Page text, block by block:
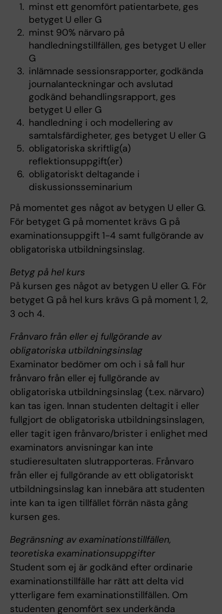
minst ett genomfört patientarbete, ges
betyget U eller G
minst 90% närvaro på
handledningstillfällen, ges betyget U eller
G
inlämnade sessionsrapporter, godkända
journalanteckningar och avslutad
godkänd behandlingsrapport, ges
betyget U eller G
handledning i och modellering av
samtalsfärdigheter, ges betyget U eller G
obligatoriska skriftlig(a)
reflektionsuppgift(er)
obligatoriskt deltagande i
diskussionsseminarium
På momentet ges något av betygen U eller G.
För betyget G på momentet krävs G på
examinationsuppgift 1-4 samt fullgörande av
obligatoriska utbildningsinslag.
Betyg på hel kurs
På kursen ges något av betygen U eller G. För
betyget G på hel kurs krävs G på moment 1, 2,
3 och 4.
Frånvaro från eller ej fullgörande av
obligatoriska utbildningsinslag
Examinator bedömer om och i så fall hur
frånvaro från eller ej fullgörande av
obligatoriska utbildningsinslag (t.ex. närvaro)
kan tas igen. Innan studenten deltagit i eller
fullgjort de obligatoriska utbildningsinslagen,
eller tagit igen frånvaro/brister i enlighet med
examinators anvisningar kan inte
studieresultaten slutrapporteras. Frånvaro
från eller ej fullgörande av ett obligatoriskt
utbildningsinslag kan innebära att studenten
inte kan ta igen tillfället förrän nästa gång
kursen ges.
Begränsning av examinationstillfällen,
teoretiska examinationsuppgifter
Student som ej är godkänd efter ordinarie
examinationstillfälle har rätt att delta vid
ytterligare fem examinationstillfällen. Om
studenten genomfört sex underkända